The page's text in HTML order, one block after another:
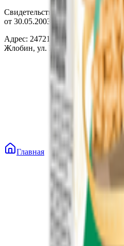
Свидетельство о
от 30.05.2003г выдано
Адрес: 247210, Республика
Жлобин, ул. Козлова 2-А
Главная